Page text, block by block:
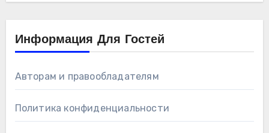
Информация Для Гостей
Авторам и правообладателям
Политика конфиденциальности